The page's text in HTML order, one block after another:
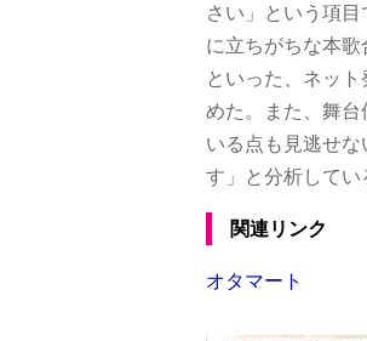
さい」という項
に立ちがちな本歌
といった、ネッ
めた。また、舞
いる点も見逃せ
す」と分析してい
関連リンク
オタマート